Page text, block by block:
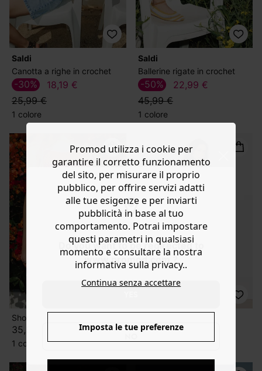
Do you want to be redirected to
www.promod.com ?
Saldi
Canotta a righe in crochet
18,19 €
25,99 €
-30%
1 colore
Saldi
Ballerine rigate in crochet
22,99 €
45,99 €
-50%
1 colore
Short in crochet Donna
35,99 €
1 colore
39,99 €
1 colore
Promod utilizza i cookie per
garantire il corretto funzionamento
del sito, per misurare il proprio
pubblico, per offrire servizi adatti
alle tue esigenze e per inviarti
pubblicità in base al tuo
comportamento. Potrai impostare
questi parametri in qualsiasi
momento e consultare la nostra
informativa sulla privacy..
Continua senza accettare
Imposta le tue preferenze